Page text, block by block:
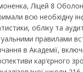
Ліцей 8
всю необхідну
обліку та
правилами
в Академії,
кар’єрного